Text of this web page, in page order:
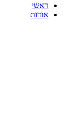
ראשי
אודות